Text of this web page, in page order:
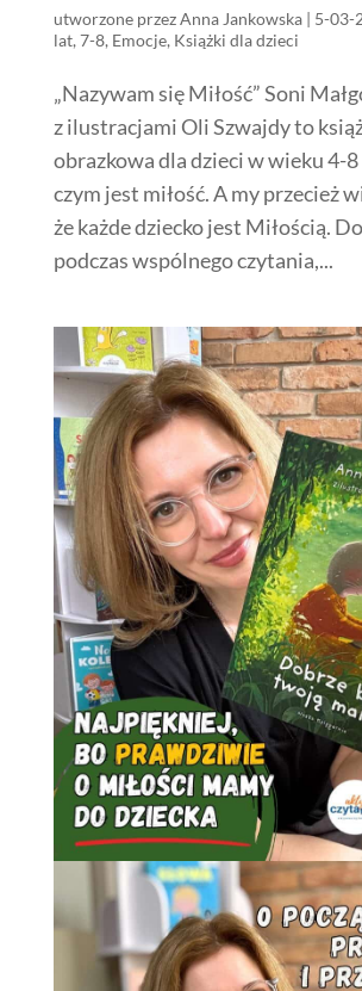
utworzone przezAnna Jankowska| 5-03-
lat, 7-8, Emocje, Książki dla dzieci
„Nazywam się Miłość” Soni
z ilustracjami Oli Szwajdy to
obrazkowa dla dzieci w wieku 4-
czym jest miłość. A my przecież
że każde dziecko jest Miłością.
podczas wspólnego czytania,...